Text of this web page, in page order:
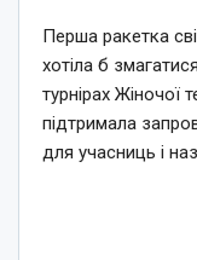
Перша ракетка
хотіла б
турнірах Жіночої
підтримала
для учасниць і